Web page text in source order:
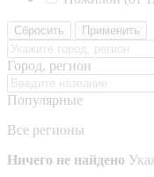
Сбросить Применить
Город, регион
Популярные
Все регионы
Ничего не найдено